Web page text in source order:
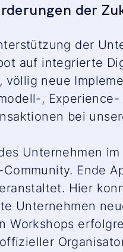
der
der
auf integrierte
völlig neue
,
bei
Unternehmen
Ende
Hier
Unternehmen
Workshops